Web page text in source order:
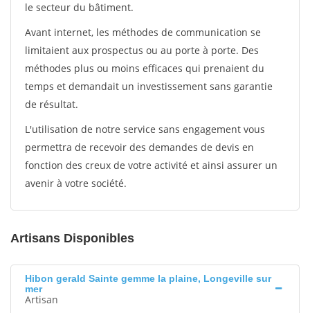
le secteur du bâtiment.
Avant internet, les méthodes de communication se
limitaient aux prospectus ou au porte à porte. Des
méthodes plus ou moins efficaces qui prenaient du
temps et demandait un investissement sans garantie
de résultat.
L'utilisation de notre service sans engagement vous
permettra de recevoir des demandes de devis en
fonction des creux de votre activité et ainsi assurer un
avenir à votre société.
Artisans Disponibles
Hibon gerald Sainte gemme la plaine, Longeville sur
mer
Artisan